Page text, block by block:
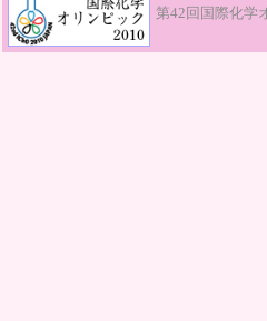
第42回国際化学